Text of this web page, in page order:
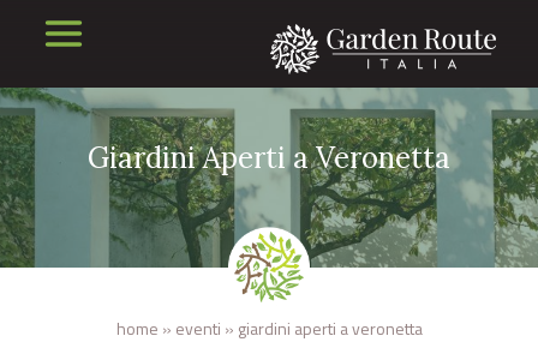
Giardini Aperti a Veronetta
home » eventi » giardini aperti a veronetta